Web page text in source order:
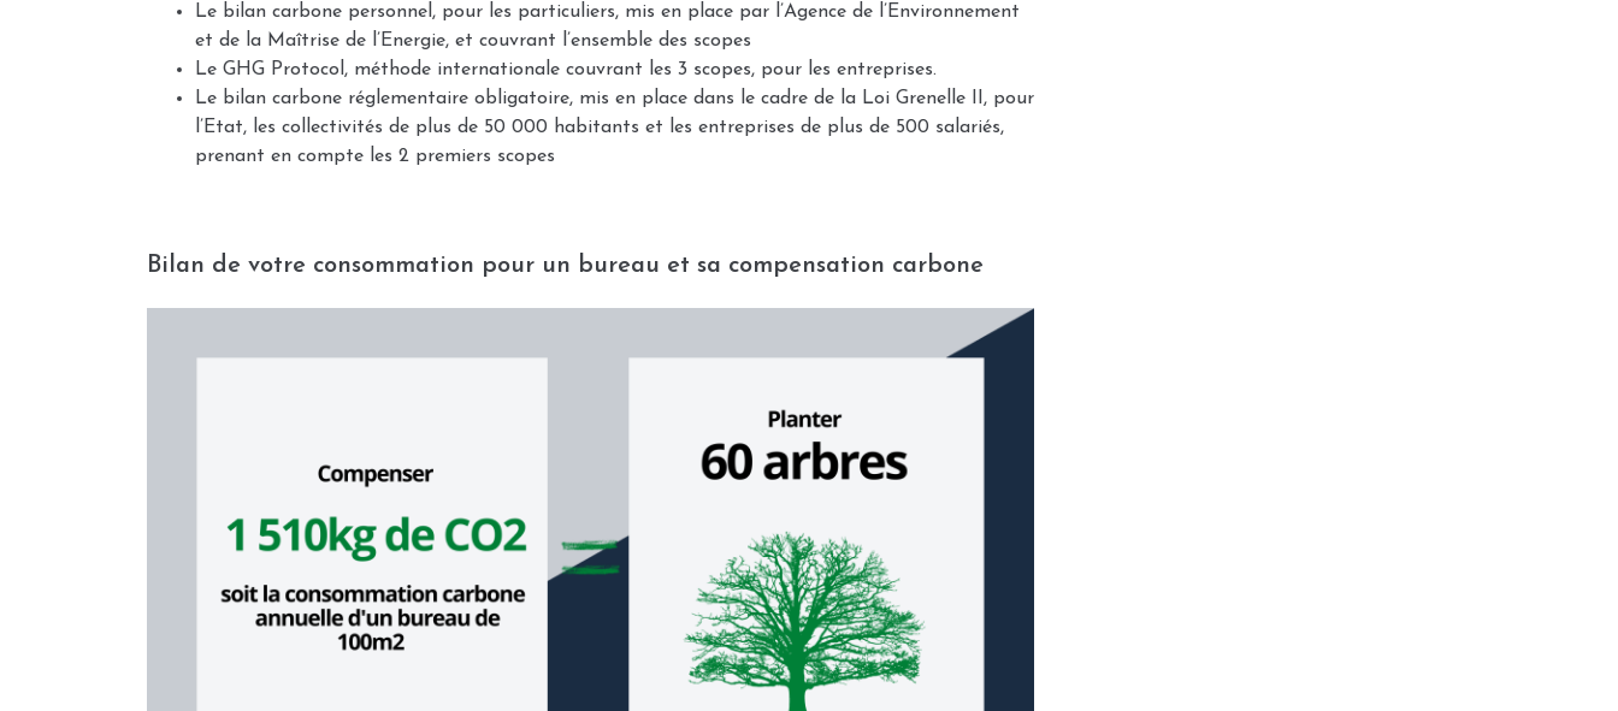
Le bilan carbone personnel, pour les particuliers, mis en place par l’Agence de l’Environnement
et de la Maîtrise de l’Energie, et couvrant l’ensemble des scopes
Le GHG Protocol, méthode internationale couvrant les 3 scopes, pour les entreprises.
Le bilan carbone réglementaire obligatoire, mis en place dans le cadre de la Loi Grenelle II, pour
l’Etat, les collectivités de plus de 50 000 habitants et les entreprises de plus de 500 salariés,
prenant en compte les 2 premiers scopes
Bilan de votre consommation pour un bureau et sa compensation carbone